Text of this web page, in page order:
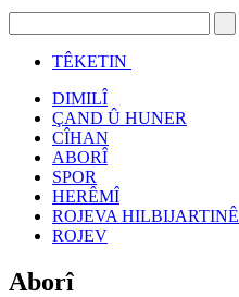
TÊKETIN
DIMILÎ
ÇAND Û HUNER
CÎHAN
ABORÎ
SPOR
HERÊMÎ
ROJEVA HILBIJARTINÊ
ROJEV
Aborî